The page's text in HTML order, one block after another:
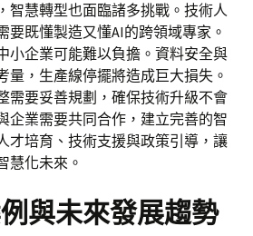
智慧轉型也面臨諸多挑戰。技術人
要既懂製造又懂AI的跨領域專家。
小企業可能難以負擔。資料安全與
量，生產線停擺將造成巨大損失。
需要妥善規劃，確保技術升級不會
企業需要共同合作，建立完善的智
才培育、技術支援與政策引導，讓
慧化未來。
與未來發展趨勢